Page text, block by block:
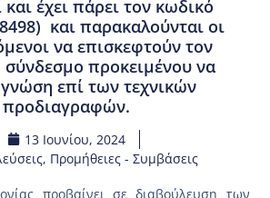
και έχει πάρει τον κωδικό
και παρακαλούνται οι
να επισκεφτούν τον
προκειμένου να
επί των τεχνικών
προδιαγραφών.
13 Ιουνίου, 2024
, Προμήθειες - Συμβάσεις
προβαίνει σε διαβούλευση των